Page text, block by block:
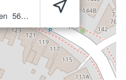
5616 GT